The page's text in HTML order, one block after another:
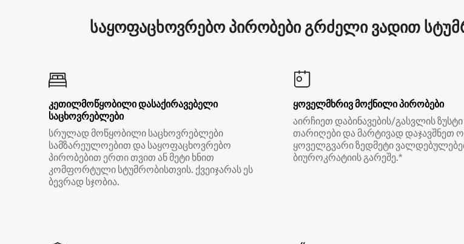
საყოფაცხოვრებო პირობები გრძელი ვადით
კეთილმოწყობილი დასაქირავებელი
საცხოვრებლები
სრულად მოწყობილი საცხოვრებლები
სამზარეულოებით და საყოფაცხოვრებო
პირობებით ერთი თვით ან მეტი ხნით
კომფორტული სტუმრობისთვის. ქვეიჯარას ეს
ბევრად სჯობია.
ყოველმხრივ მოქნილი პირობები
აირჩიეთ დაბინავების/გასვლის ზუსტი
თარიღები და მარტივად დაჯავშნეთ
ყოველგვარი ზედმეტი
ბიუროკრატიის გარეშე.*